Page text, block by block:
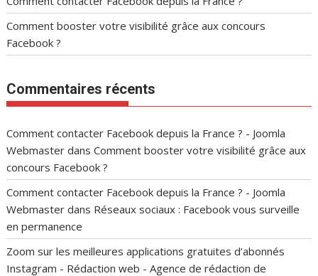
Comment booster votre visibilité grâce aux concours
Facebook ?
Commentaires récents
Comment contacter Facebook depuis la France ? - Joomla
Webmaster dansComment booster votre visibilité grâce aux
concours Facebook ?
Comment contacter Facebook depuis la France ? - Joomla
Webmaster dans Réseaux sociaux : Facebook vous surveille
en permanence
Zoom sur les meilleures applications gratuites d’abonnés
Instagram - Rédaction web - Agence de rédaction de